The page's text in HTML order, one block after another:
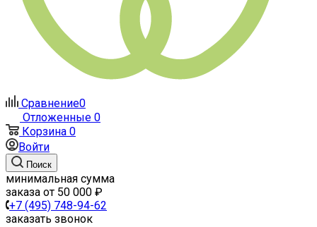
Сравнение0
Отложенные 0
Корзина 0
Войти
Поиск
минимальная сумма
заказа от 50 000 ₽
+7 (495) 748-94-62
заказать звонок